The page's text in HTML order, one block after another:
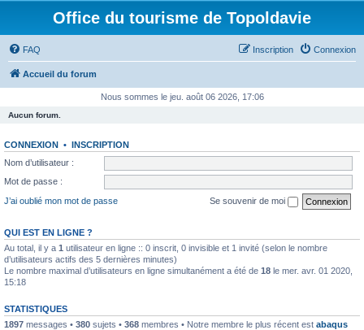
Office du tourisme de Topoldavie
FAQ Connexion
Inscription
Accueil du forum
Nous sommes le jeu. août 06 2026, 17:06
Aucun forum.
CONNEXION • INSCRIPTION
Nom d’utilisateur :
Mot de passe :
J’ai oublié mon mot de passe
Se souvenir de moi
QUI EST EN LIGNE ?
Au total, il y a 1 utilisateur en ligne :: 0 inscrit, 0 invisible et 1 invité (selon le nombre
d’utilisateurs actifs des 5 dernières minutes)
Le nombre maximal d’utilisateurs en ligne simultanément a été de 18 le mer. avr. 01 2020,
15:18
STATISTIQUES
1897 messages • 380 sujets • 368 membres • Notre membre le plus récent est abaqus